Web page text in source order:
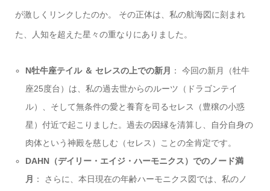
が激しくリンクしたのか。 その正体は、私の航海図に刻まれ
た、人知を超えた星々の重なりにありました。
N牡牛座テイル ＆ セレスの上での新月 ： 今回の新月（牡牛
座25度台）は、私の過去世からのルーツ（ドラゴンテイ
ル）、そして無条件の愛と養育を司るセレス（豊穣の小惑
星）付近で起こりました。過去の因縁を清算し、自分自身の
肉体という神殿を慈しむ（セレス）ことの全肯定です。
DAHN（デイリー・エイジ・ハーモニクス）でのノード満
月 ： さらに、本日現在の年齢ハーモニクス図では、私のノ